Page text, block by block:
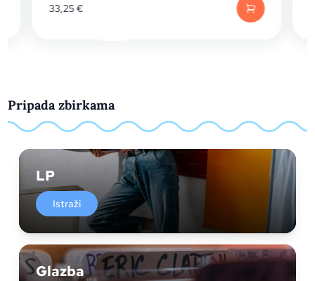
33,25€
Pripada zbirkama
LP
Istraži
Glazba